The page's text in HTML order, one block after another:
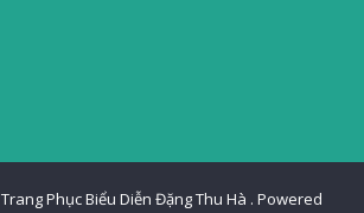
Trang Phục Biểu Diễn Đặng Thu Hà . Powered